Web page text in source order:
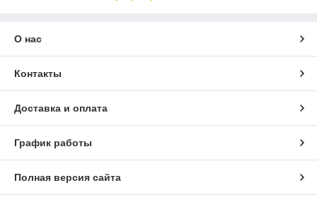
О нас
Контакты
Доставка и оплата
График работы
Полная версия сайта